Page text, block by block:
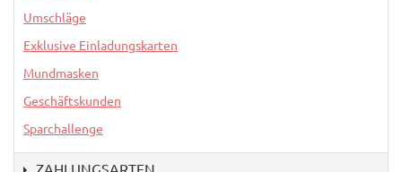
Umschläge
Exklusive Einladungskarten
Mundmasken
Geschäftskunden
Sparchallenge